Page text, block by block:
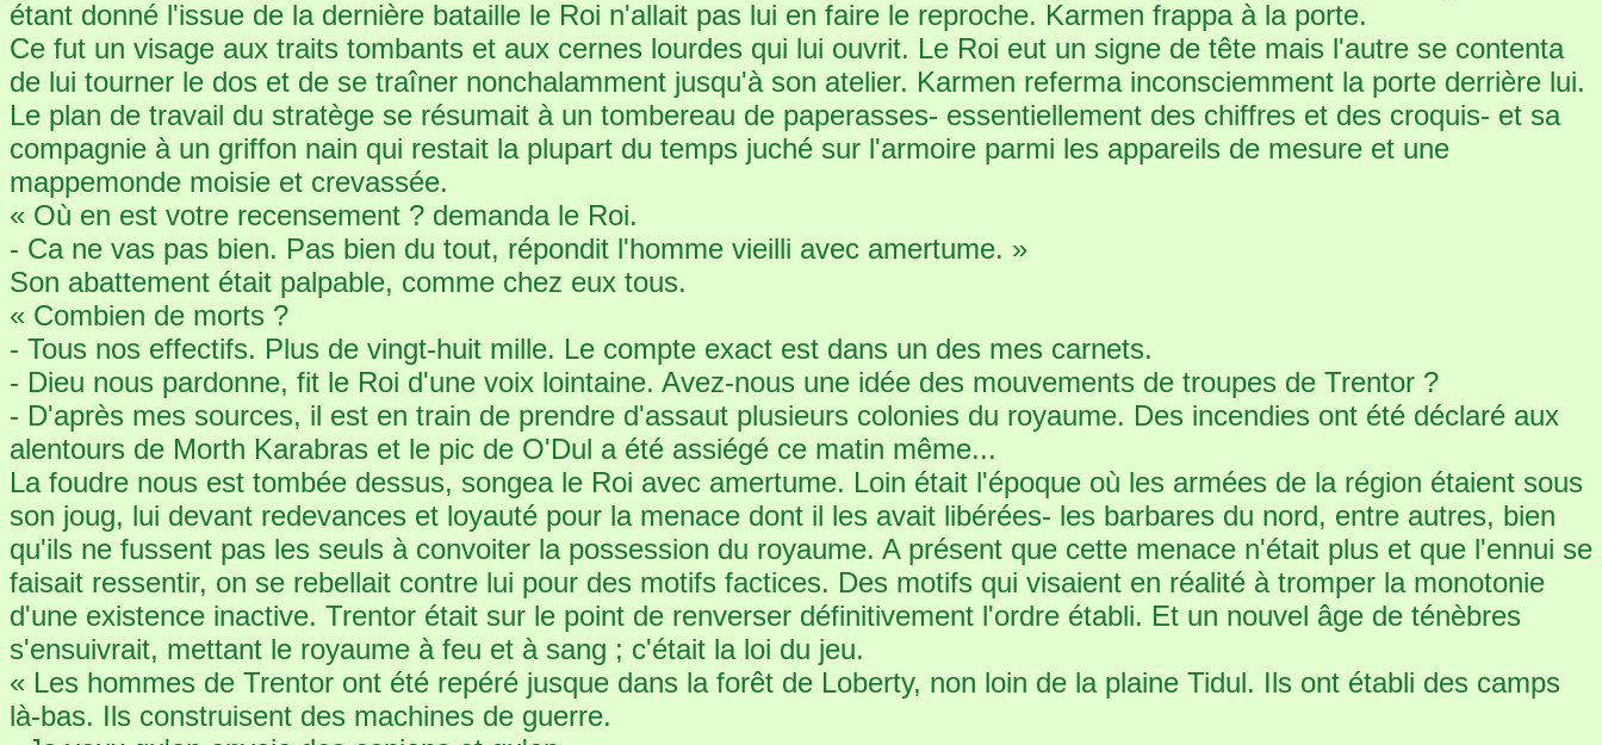
étant donné l'issue de la dernière bataille le Roi n'allait pas lui en faire le reproche. Karmen frappa à la porte.
Ce fut un visage aux traits tombants et aux cernes lourdes qui lui ouvrit. Le Roi eut un signe de tête mais l'autre se contenta
de lui tourner le dos et de se traîner nonchalamment jusqu'à son atelier. Karmen referma inconsciemment la porte derrière lui.
Le plan de travail du stratège se résumait à un tombereau de paperasses- essentiellement des chiffres et des croquis- et sa
compagnie à un griffon nain qui restait la plupart du temps juché sur l'armoire parmi les appareils de mesure et une
mappemonde moisie et crevassée.
« Où en est votre recensement ? demanda le Roi.
- Ca ne vas pas bien. Pas bien du tout, répondit l'homme vieilli avec amertume. »
Son abattement était palpable, comme chez eux tous.
« Combien de morts ?
- Tous nos effectifs. Plus de vingt-huit mille. Le compte exact est dans un des mes carnets.
- Dieu nous pardonne, fit le Roi d'une voix lointaine. Avez-nous une idée des mouvements de troupes de Trentor ?
- D'après mes sources, il est en train de prendre d'assaut plusieurs colonies du royaume. Des incendies ont été déclaré aux
alentours de Morth Karabras et le pic de O'Dul a été assiégé ce matin même...
La foudre nous est tombée dessus, songea le Roi avec amertume. Loin était l'époque où les armées de la région étaient sous
son joug, lui devant redevances et loyauté pour la menace dont il les avait libérées- les barbares du nord, entre autres, bien
qu'ils ne fussent pas les seuls à convoiter la possession du royaume. A présent que cette menace n'était plus et que l'ennui se
faisait ressentir, on se rebellait contre lui pour des motifs factices. Des motifs qui visaient en réalité à tromper la monotonie
d'une existence inactive. Trentor était sur le point de renverser définitivement l'ordre établi. Et un nouvel âge de ténèbres
s'ensuivrait, mettant le royaume à feu et à sang ; c'était la loi du jeu.
« Les hommes de Trentor ont été repéré jusque dans la forêt de Loberty, non loin de la plaine Tidul. Ils ont établi des camps
là-bas. Ils construisent des machines de guerre.